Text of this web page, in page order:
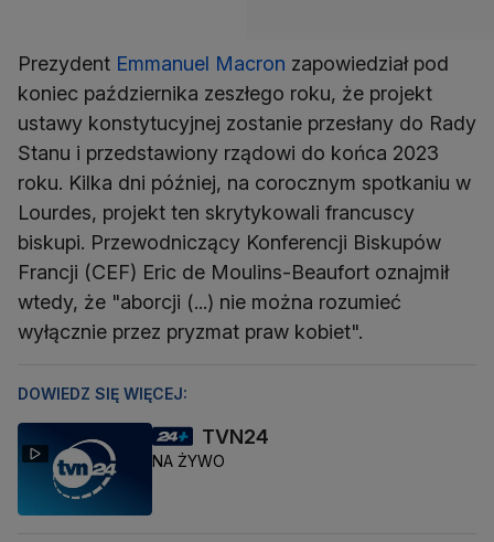
Prezydent Emmanuel Macron zapowiedział pod
koniec października zeszłego roku, że projekt
ustawy konstytucyjnej zostanie przesłany do Rady
Stanu i przedstawiony rządowi do końca 2023
roku. Kilka dni później, na corocznym spotkaniu w
Lourdes, projekt ten skrytykowali francuscy
biskupi. Przewodniczący Konferencji Biskupów
Francji (CEF) Eric de Moulins-Beaufort oznajmił
wtedy, że "aborcji (...) nie można rozumieć
wyłącznie przez pryzmat praw kobiet".
DOWIEDZ SIĘ WIĘCEJ:
TVN24
NA ŻYWO